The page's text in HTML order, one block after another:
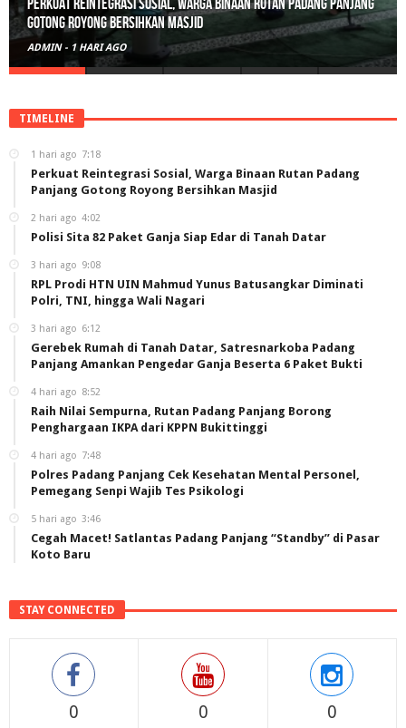
Polisi Sita 82 Paket Ganja Siap Edar di Tanah Datar
ADMIN - 2 HARI AGO
TIMELINE
1 hari ago 7:18
Perkuat Reintegrasi Sosial, Warga Binaan Rutan Padang
Panjang Gotong Royong Bersihkan Masjid
2 hari ago 4:02
Polisi Sita 82 Paket Ganja Siap Edar di Tanah Datar
3 hari ago 9:08
RPL Prodi HTN UIN Mahmud Yunus Batusangkar Diminati
Polri, TNI, hingga Wali Nagari
3 hari ago 6:12
Gerebek Rumah di Tanah Datar, Satresnarkoba Padang
Panjang Amankan Pengedar Ganja Beserta 6 Paket Bukti
4 hari ago 8:52
Raih Nilai Sempurna, Rutan Padang Panjang Borong
Penghargaan IKPA dari KPPN Bukittinggi
4 hari ago 7:48
Polres Padang Panjang Cek Kesehatan Mental Personel,
Pemegang Senpi Wajib Tes Psikologi
5 hari ago 3:46
Cegah Macet! Satlantas Padang Panjang “Standby” di Pasar
Koto Baru
STAY CONNECTED
0 0 0